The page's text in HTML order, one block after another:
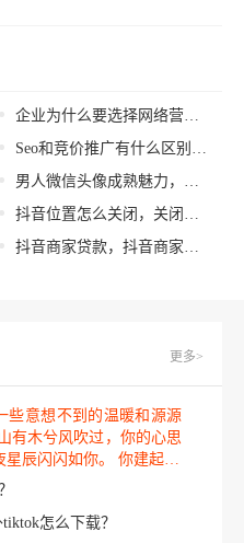
企业为什么要选择网络营销外包？解决网络营销的5大痛点！
Seo和竞价推广有什么区别？seo与竞价推广的优劣势
男人微信头像成熟魅力，成熟男用微信头像？
抖音位置怎么关闭，关闭抖音定位功能？
抖音商家贷款，抖音商家贷款容易通过吗？
更多>
些意想不到的温暖和源源
有木兮风吹过，你的心思
星辰闪闪如你。 你建起…
怎么下载？